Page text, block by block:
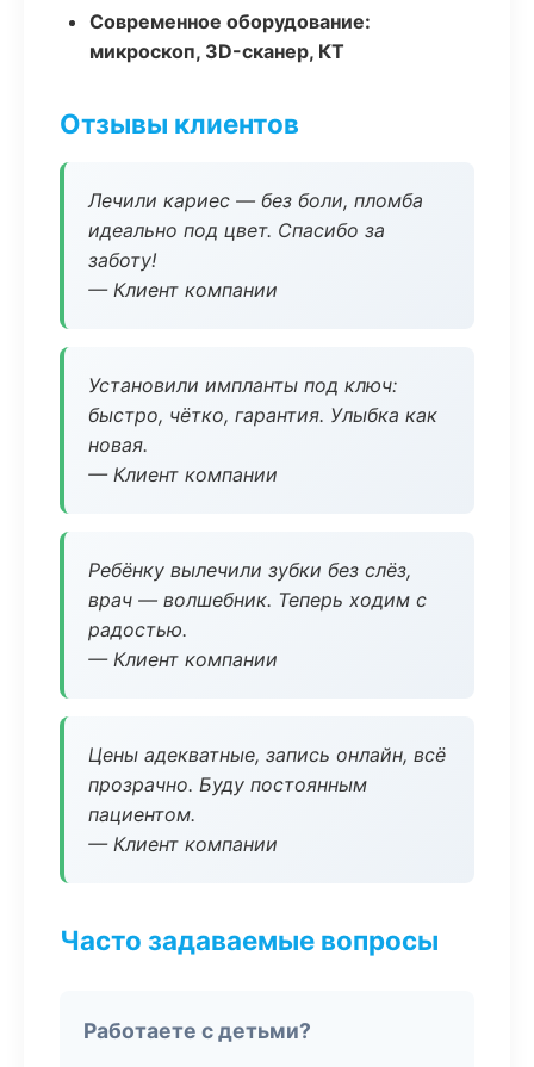
Современное оборудование:
микроскоп, 3D-сканер, КТ
Отзывы клиентов
Лечили кариес — без боли, пломба
идеально под цвет. Спасибо за
заботу!
— Клиент компании
Установили импланты под ключ:
быстро, чётко, гарантия. Улыбка как
новая.
— Клиент компании
Ребёнку вылечили зубки без слёз,
врач — волшебник. Теперь ходим с
радостью.
— Клиент компании
Цены адекватные, запись онлайн, всё
прозрачно. Буду постоянным
пациентом.
— Клиент компании
Часто задаваемые вопросы
Работаете с детьми?